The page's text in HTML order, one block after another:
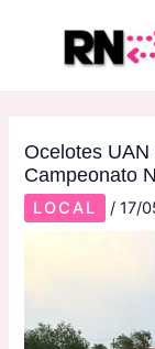
Ocelotes
Campeonato
LOCAL /17/
navigation